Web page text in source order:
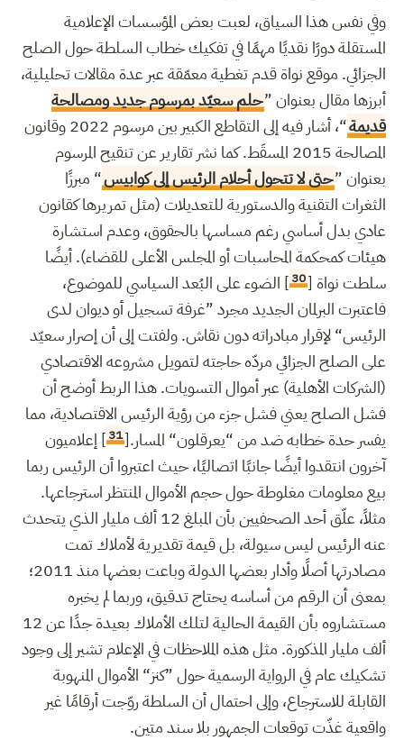
وفي نفس هذا السياق، لعبت بعض المؤسسات الإعلامية
المستقلة دورًا نقديًا مهمًا في تفكيك خطاب السلطة حول الصلح
الجزائي. موقع نواة قدم تغطية معمّقة عبر عدة مقالات تحليلية،
أبرزها مقال بعنوان ”حلم سعيّد بمرسوم جديد ومصالحة
قديمة
“، أشار فيه إلى التقاطع الكبير بين مرسوم 2022 وقانون
المصالحة 2015 المسقَط. كما نشر تقارير عن تنقيح المرسوم
بعنوان ”حتى لا تتحول أحلام الرئيس إلى كوابيس“ مبرزًا
الثغرات التقنية والدستورية للتعديلات (مثل تمريرها كقانون
عادي بدل أساسي رغم مساسها بالحقوق، وعدم استشارة
هيئات كمحكمة المحاسبات أو المجلس الأعلى للقضاء). أيضًا
سلطت نواة [30] الضوء على البُعد السياسي للموضوع،
فاعتبرت البرلمان الجديد مجرد ”غرفة تسجيل أو ديوان لدى
الرئيس“ لإقرار مبادراته دون نقاش. ولفتت إلى أن إصرار سعيّد
على الصلح الجزائي مردّه حاجته لتمويل مشروعه الاقتصادي
(الشركات الأهلية) عبر أموال التسويات. هذا الربط أوضح أن
فشل الصلح يعني فشل جزء من رؤية الرئيس الاقتصادية، مما
يفسر حدة خطابه ضد من “يعرقلون“ المسار.[31] إعلاميون
آخرون انتقدوا أيضًا جانبًا اتصاليًا، حيث اعتبروا أن الرئيس ربما
بيع معلومات مغلوطة حول حجم الأموال المنتظر استرجاعها.
مثلاً، علّق أحد الصحفيين بأن المبلغ 12 ألف مليار الذي يتحدث
عنه الرئيس ليس سيولة، بل قيمة تقديرية لأملاك تمت
مصادرتها أصلًا وأدار بعضها الدولة وباعت بعضها منذ 2011؛
بمعنى أن الرقم من أساسه يحتاج تدقيق، وربما لم يخبره
مستشاروه بأن القيمة الحالية لتلك الأملاك بعيدة جدًا عن 12
ألف مليار المذكورة. مثل هذه الملاحظات في الإعلام تشير إلى وجود
تشكيك عام في الرواية الرسمية حول ”كنز“ الأموال المنهوبة
القابلة للاسترجاع، وإلى احتمال أن السلطة روّجت أرقامًا غير
واقعية غذّت توقعات الجمهور بلا سند متين.